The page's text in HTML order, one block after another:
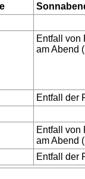
Entfall von
am Abend
Entfall der
Entfall von
am Abend
Entfall der